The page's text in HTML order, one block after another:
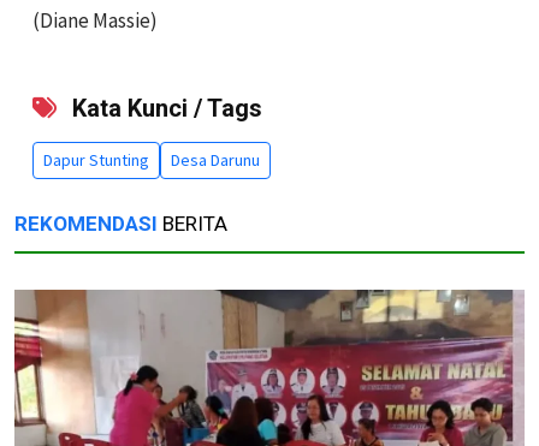
(Diane Massie)
Kata Kunci / Tags
Dapur Stunting Desa Darunu
REKOMENDASI BERITA